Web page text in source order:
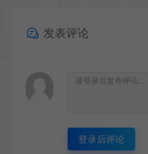
发表评论
登录后评论